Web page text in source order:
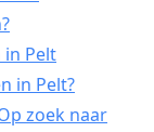
Pelt
in Pelt?
zoek naar